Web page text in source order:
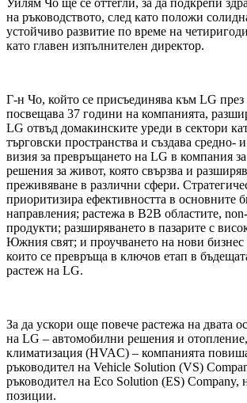
на ръководството, след като положи
устойчиво развитие по време на
като главен изпълнителен директор.
Г-н Чо, който се присъединява към LG през
посвещава 37 години на компанията,
LG отвъд домакинските уреди в сектори
търговски пространства и създава средно-
визия за превръщането на LG в компания
решения за живот, която свързва и
преживяване в различни сфери.
приоритизира ефективността в основните
направления; растежа в B2B областите,
продукти; разширяването в пазарите с
Южния свят; и проучването на нови бизнес
които се превръща в ключов етап в
растеж на LG.
За да ускори още повече растежа на двата
на LG – автомобилни решения и
климатизация (HVAC) – компанията
ръководител на Vehicle Solution (VS)
ръководител на Eco Solution (ES) Company,
позиции.